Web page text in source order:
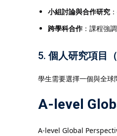
小組討論與合作研究
跨學科合作：課程強
5. 個人研究項目
學生需要選擇一個與全球
A-level
A-level Global